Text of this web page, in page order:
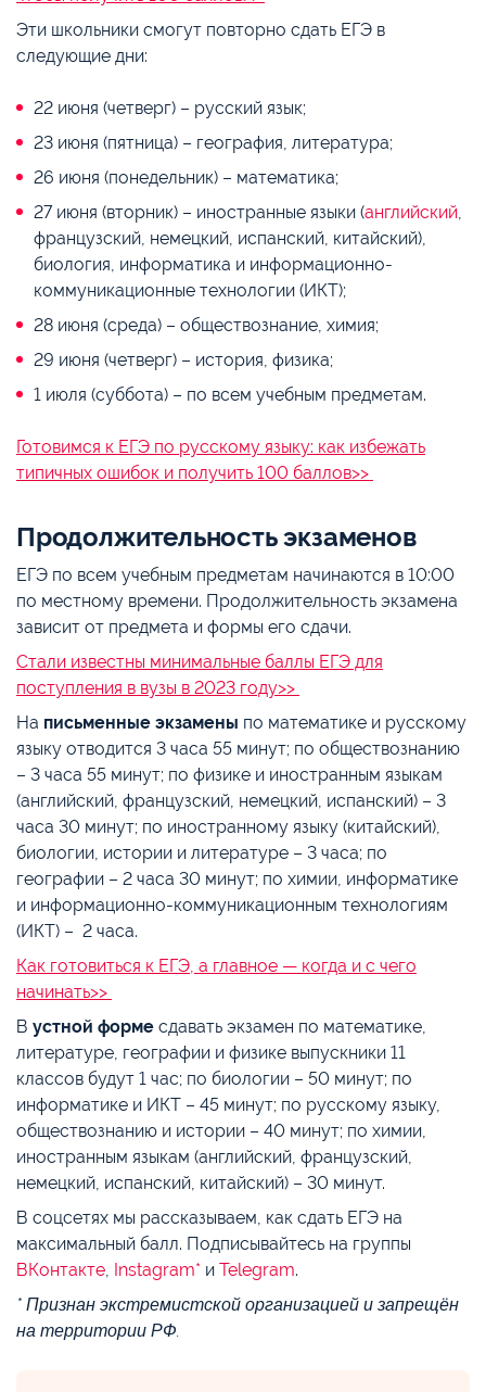
Эти школьники смогут повторно сдать ЕГЭ в
следующие дни:
22 июня (четверг) – русский язык;
23 июня (пятница) – география, литература;
26 июня (понедельник) – математика;
27 июня (вторник) – иностранные языки (английский,
французский, немецкий, испанский, китайский),
биология, информатика и информационно-
коммуникационные технологии (ИКТ);
28 июня (среда) – обществознание, химия;
29 июня (четверг) – история, физика;
1 июля (суббота) – по всем учебным предметам.
Готовимся к ЕГЭ по русскому языку: как избежать
типичных ошибок и получить 100 баллов>>
Продолжительность экзаменов
ЕГЭ по всем учебным предметам начинаются в 10:00
по местному времени. Продолжительность экзамена
зависит от предмета и формы его сдачи.
Стали известны минимальные баллы ЕГЭ для
поступления в вузы в 2023 году>>
На письменные экзамены по математике и русскому
языку отводится 3 часа 55 минут; по обществознанию
– ‎3 часа 55 минут; по физике и иностранным языкам
(английский, французский, немецкий, испанский) – 3
часа 30 минут; ‎по иностранному языку (китайский),
биологии, истории и литературе – ‎3 часа; по
географии – 2 часа 30 минут; по химии, ‎информатике
и информационно-коммуникационным технологиям
(ИКТ) – 2 часа.
Как готовиться к ЕГЭ, а главное — когда и с чего
начинать>>
В устной форме сдавать экзамен по математике,
литературе, географии ‎и физике выпускники 11
классов будут 1 час; по биологии – 50 минут; по
информатике ‎и ИКТ – 45 минут; по русскому языку,
обществознанию и истории – 40 минут; по химии,
иностранным языкам (английский, французский,
немецкий, испанский, китайский) – 30 минут.
В соцсетях мы рассказываем, как сдать ЕГЭ на
максимальный балл. Подписывайтесь на группы
ВКонтакте, Instagram* и Telegram.
* Признан экстремистской организацией и запрещён
на территории РФ.